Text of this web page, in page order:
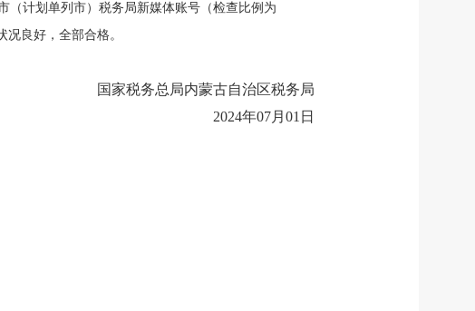
（计划单列市）税务局新媒体账号（检查比例为
况良好，全部合格。
国家税务总局内蒙古自治区税务局
2024年07月01日